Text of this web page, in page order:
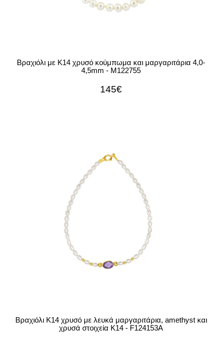
Βραχιόλι με Κ14 χρυσό κούμπωμα και μαργαριτάρια 4,0-
4,5mm - M122755
145€
Βραχιόλι Κ14 χρυσό με λευκά μαργαριτάρια, amethyst και
χρυσά στοιχεία Κ14 - F124153A